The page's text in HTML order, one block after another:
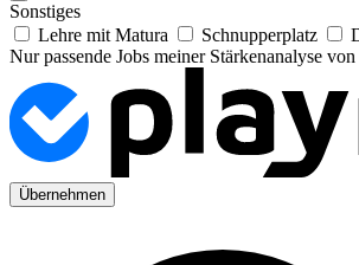
Sonstiges
Lehre mit Matura
Schnupperplatz
Nur passende Jobs meiner Stärkenanalyse von
Übernehmen